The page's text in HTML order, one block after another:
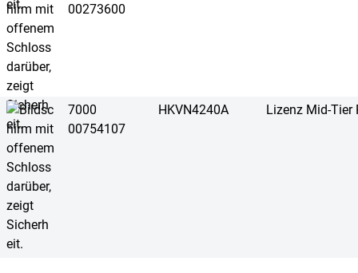
00273600
7000
00754107
HKVN4240A Lizenz Mid-Tier